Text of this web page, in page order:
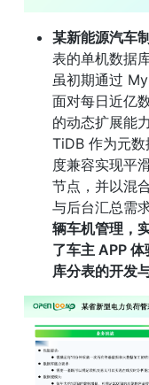
某新能源汽车
表的单机数据
虽初期通过
面对每日近亿
的动态扩展能
TiDB 作为元
度兼容实现平
节点，并以混
与后台汇总需求
辆车机管理，
了车主 APP
库分表的开发